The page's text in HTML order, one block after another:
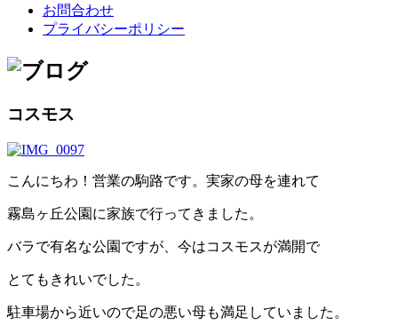
お問合わせ
プライバシーポリシー
コスモス
こんにちわ！営業の駒路です。実家の母を連れて
霧島ヶ丘公園に家族で行ってきました。
バラで有名な公園ですが、今はコスモスが満開で
とてもきれいでした。
駐車場から近いので足の悪い母も満足していました。